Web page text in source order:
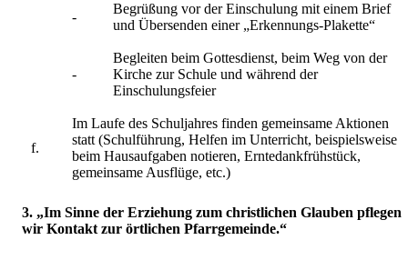
-
Begrüßung vor der Einschulung mit einem Brief
und Übersenden einer „Erkennungs-Plakette“
-
Begleiten beim Gottesdienst, beim Weg von der
Kirche zur Schule und während der
Einschulungsfeier
f.
Im Laufe des Schuljahres finden gemeinsame Aktionen
statt (Schulführung, Helfen im Unterricht, beispielsweise
beim Hausaufgaben notieren, Erntedankfrühstück,
gemeinsame Ausflüge, etc.)
3. „Im Sinne der Erziehung zum christlichen Glauben pflegen
wir Kontakt zur örtlichen Pfarrgemeinde.“